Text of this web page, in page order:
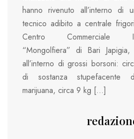
hanno rivenuto all’interno di
tecnico adibito a centrale
Centro Commerciale
“Mongolfiera” di Bari Japigia,
all’interno di grossi borsoni:
di sostanza stupefacente
marijuana, circa 9 kg […]